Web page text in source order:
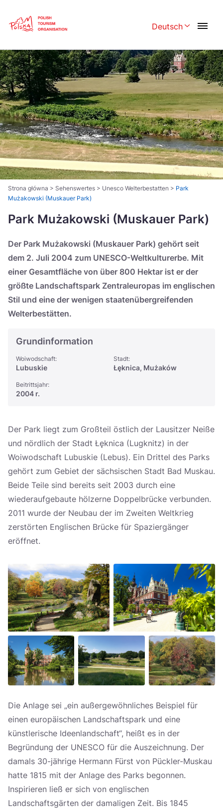
Deutsch
Polski English
Česká 中国
Dansk Deutsch
Español Français
Italiano Magyar
Nederlands 日本語
Português Norsk
Україна
Zamknij
Strona główna > Sehenswertes > Unesco Welterbestatten > Park
Mużakowski (Muskauer Park)
Park Mużakowski (Muskauer Park)
Der Park Mużakowski (Muskauer Park) gehört seit
dem 2. Juli 2004 zum UNESCO-Weltkulturerbe. Mit
einer Gesamtfläche von über 800 Hektar ist er der
größte Landschaftspark Zentraleuropas im englischen
Stil und eine der wenigen staatenübergreifenden
Welterbestätten.
Grundinformation
Woiwodschaft:
Lubuskie
Stadt:
Łęknica, Mużaków
Beitrittsjahr:
2004 r.
Der Park liegt zum Großteil östlich der Lausitzer Neiße
und nördlich der Stadt Łęknica (Lugknitz) in der
Woiwodschaft Lubuskie (Lebus). Ein Drittel des Parks
gehört zum Gebiet der sächsischen Stadt Bad Muskau.
Beide Teile sind bereits seit 2003 durch eine
wiederaufgebaute hölzerne Doppelbrücke verbunden.
2011 wurde der Neubau der im Zweiten Weltkrieg
zerstörten Englischen Brücke für Spaziergänger
eröffnet.
Die Anlage sei „ein außergewöhnliches Beispiel für
einen europäischen Landschaftspark und eine
künstlerische Ideenlandschaft“, heißt es in der
Begründung der UNESCO für die Auszeichnung. Der
damals 30-jährige Hermann Fürst von Pückler-Muskau
hatte 1815 mit der Anlage des Parks begonnen.
Inspirieren ließ er sich von englischen
Landschaftsgärten der damaligen Zeit. Bis 1845